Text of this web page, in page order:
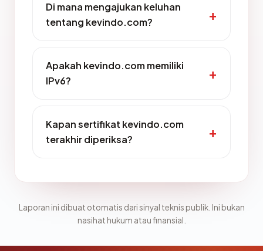
Di mana mengajukan keluhan
tentang kevindo.com?
Apakah kevindo.com memiliki
IPv6?
Kapan sertifikat kevindo.com
terakhir diperiksa?
Laporan ini dibuat otomatis dari sinyal teknis publik. Ini bukan
nasihat hukum atau finansial.